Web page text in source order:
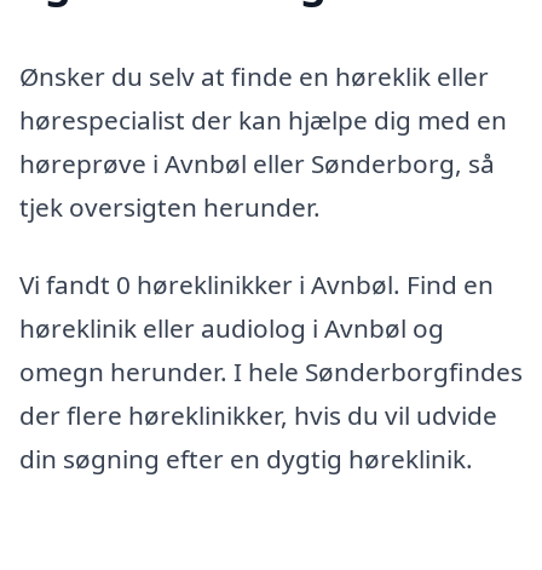
Ønsker du selv at finde en høreklik eller
hørespecialist der kan hjælpe dig med en
høreprøve i Avnbøl eller Sønderborg, så
tjek oversigten herunder.
Vi fandt 0 høreklinikker i Avnbøl. Find en
høreklinik eller audiolog i Avnbøl og
omegn herunder. I hele Sønderborgfindes
der flere høreklinikker, hvis du vil udvide
din søgning efter en dygtig høreklinik.